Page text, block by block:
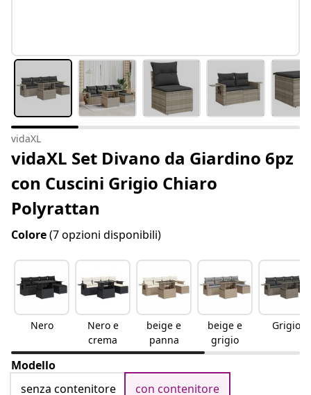
vidaXL
vidaXL Set Divano da Giardino 6pz
con Cuscini Grigio Chiaro
Polyrattan
Colore(7 opzioni disponibili)
Nero
Nero e
crema
beige e
panna
beige e
grigio
Grigio
Modello
senza contenitore
con contenitore